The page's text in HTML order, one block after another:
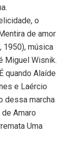
o
de amor
1950), música
Miguel Wisnik.
quando Alaíde
e Laércio
dessa marcha
Amaro
Uma